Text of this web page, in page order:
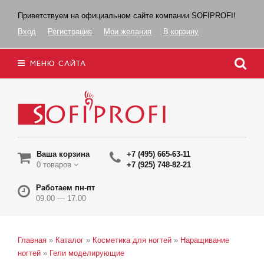
Приветствуем на официальном сайте компании SOFIPROFI!
Вход
Регистрация Мои желания В корзину
МЕНЮ САЙТА
Ваша корзина
0 товаров
+7 (495) 665-63-11
+7 (925) 748-82-21
Работаем пн-пт
09.00 — 17.00
Главная » Каталог » Косметика для ногтей » Наращивание
ногтей » Гели моделирующие